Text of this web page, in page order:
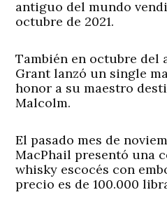
antiguo del mundo
octubre de 2021.
También en octubre del
Grant lanzó un single
honor a su maestro
Malcolm.
El pasado mes de
MacPhail presentó una
whisky escocés con
precio es de 100.000